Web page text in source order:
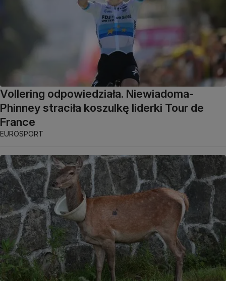
Vollering odpowiedziała. Niewiadoma-
Phinney straciła koszulkę liderki Tour de
France
EUROSPORT